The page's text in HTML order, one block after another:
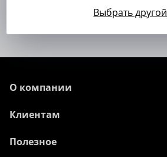
Юбки серо-синего цвета
О компании
Клиентам
Полезное
Выбрать другой